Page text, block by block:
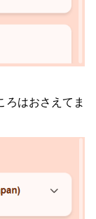
ろはおさえてま